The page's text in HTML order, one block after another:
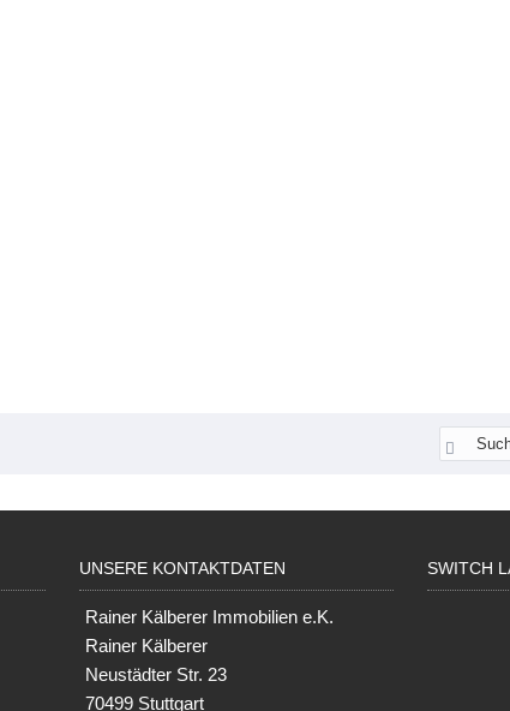
UNSERE KONTAKTDATEN
Rainer Kälberer Immobilien e.K.
Rainer Kälberer
Neustädter Str. 23
70499 Stuttgart
SWITCH